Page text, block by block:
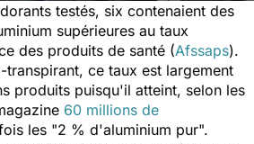
testés, six contenaient des
supérieures au taux
des produits de santé (Afssaps).
ce taux est largement
produits puisqu'il atteint, selon les
60 millions de
les "2 % d'aluminium pur".